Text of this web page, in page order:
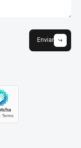
Enviar